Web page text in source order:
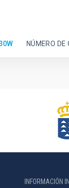
NÚMERO DE
INFORMACIÓN